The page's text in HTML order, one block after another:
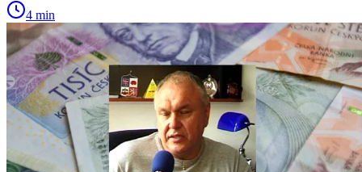
4 min